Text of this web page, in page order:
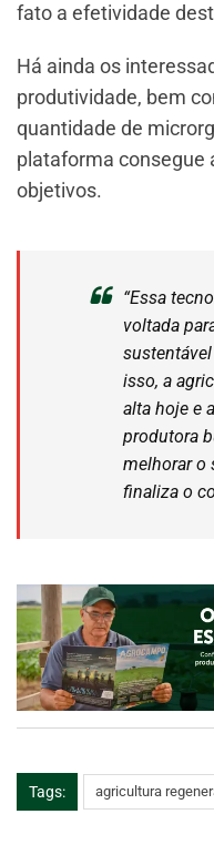
fato a efetividade
Há ainda os
produtividade, bem
quantidade de
plataforma consegue
objetivos.
“Essa
voltada
isso, a
alta hoje e
produtora
melhorar o
finaliza o
Tags: agricultura